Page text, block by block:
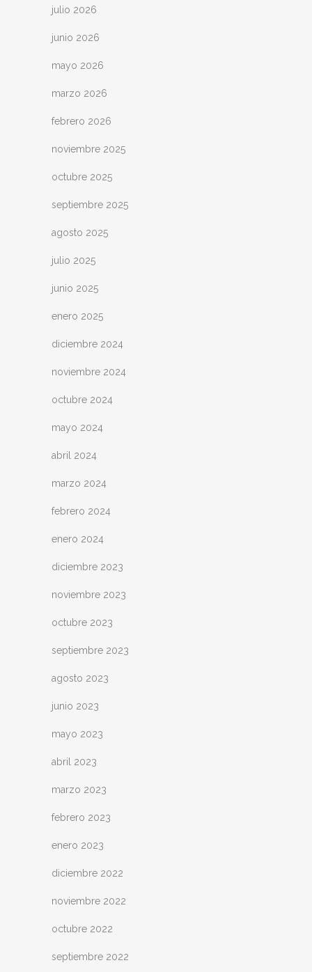
julio 2026
junio 2026
mayo 2026
marzo 2026
febrero 2026
noviembre 2025
octubre 2025
septiembre 2025
agosto 2025
julio 2025
junio 2025
enero 2025
diciembre 2024
noviembre 2024
octubre 2024
mayo 2024
abril 2024
marzo 2024
febrero 2024
enero 2024
diciembre 2023
noviembre 2023
octubre 2023
septiembre 2023
agosto 2023
junio 2023
mayo 2023
abril 2023
marzo 2023
febrero 2023
enero 2023
diciembre 2022
noviembre 2022
octubre 2022
septiembre 2022